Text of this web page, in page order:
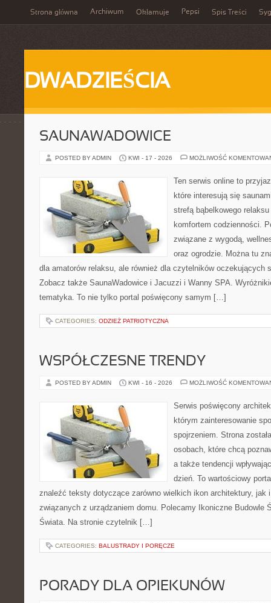
Strona główna Archiwum Okłamuje Pepsi Spis Treści
DWADZIEŚCIA
SAUNAWADOWICE
POSTED BY ADMIN KWI - 17 - 2026 MOŻLIWOŚĆ
Ten serwis online to
które interesują się
strefą bąbelkowego
komfortem codzienności.
związane z wygodą,
oraz ogrodzie. Można tu
dla amatorów relaksu, ale również dla czytelników oczekujących
Zobacz także SaunaWadowice i Jacuzzi i Wanny SPA.
tematyka. To nie tylko portal poświęcony samym […]
CATEGORIES: ODZIEŻ PATRIOTYCZNA
WSPÓŁCZESNE TRENDY
POSTED BY ADMIN KWI - 16 - 2026 MOŻLIWOŚĆ
Serwis poświęcony
którym zainteresowanie
spojrzeniem. Strona
osobach, które chcą
a także tendencji
dzień. To wartościowy
znaleźć teksty dotyczące zarówno wielkich ikon architektury, jak
związanych z urządzaniem domu. Polecamy Ikoniczne Budowle
Świata. Na stronie czytelnik […]
CATEGORIES: BALUSTRADY I PORĘCZE
PORADY DLA OPIEKUNÓW